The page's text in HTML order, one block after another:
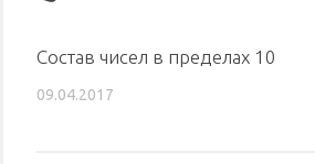
Состав чисел в пределах 10
09.04.2017